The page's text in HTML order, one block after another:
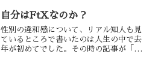
術の要件が撤廃される見込みになりまし
自分はFtXなのか？
性別の違和感について、リアル知人も見
ているところで書いたのは人生の中で去
年が初めてでした。その時の記事が「悩